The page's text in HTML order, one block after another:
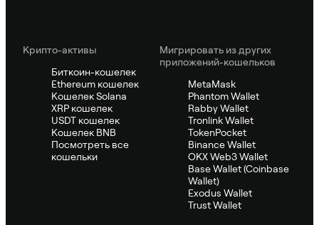
Крипто-активы
Биткоин-кошелек
Ethereum кошелек
Кошелек Solana
XRP кошелек
USDT кошелек
Кошелек BNB
Посмотреть все
кошельки
Мигрировать из других
приложений-кошельков
MetaMask
Phantom Wallet
Rabby Wallet
Tronlink Wallet
TokenPocket
Binance Wallet
OKX Web3 Wallet
Base Wallet (Coinbase
Wallet)
Exodus Wallet
Trust Wallet